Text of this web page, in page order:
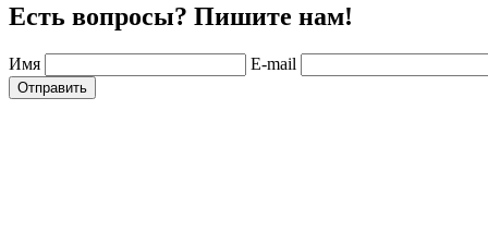
Есть вопросы? Пишите нам!
Имя E-mail